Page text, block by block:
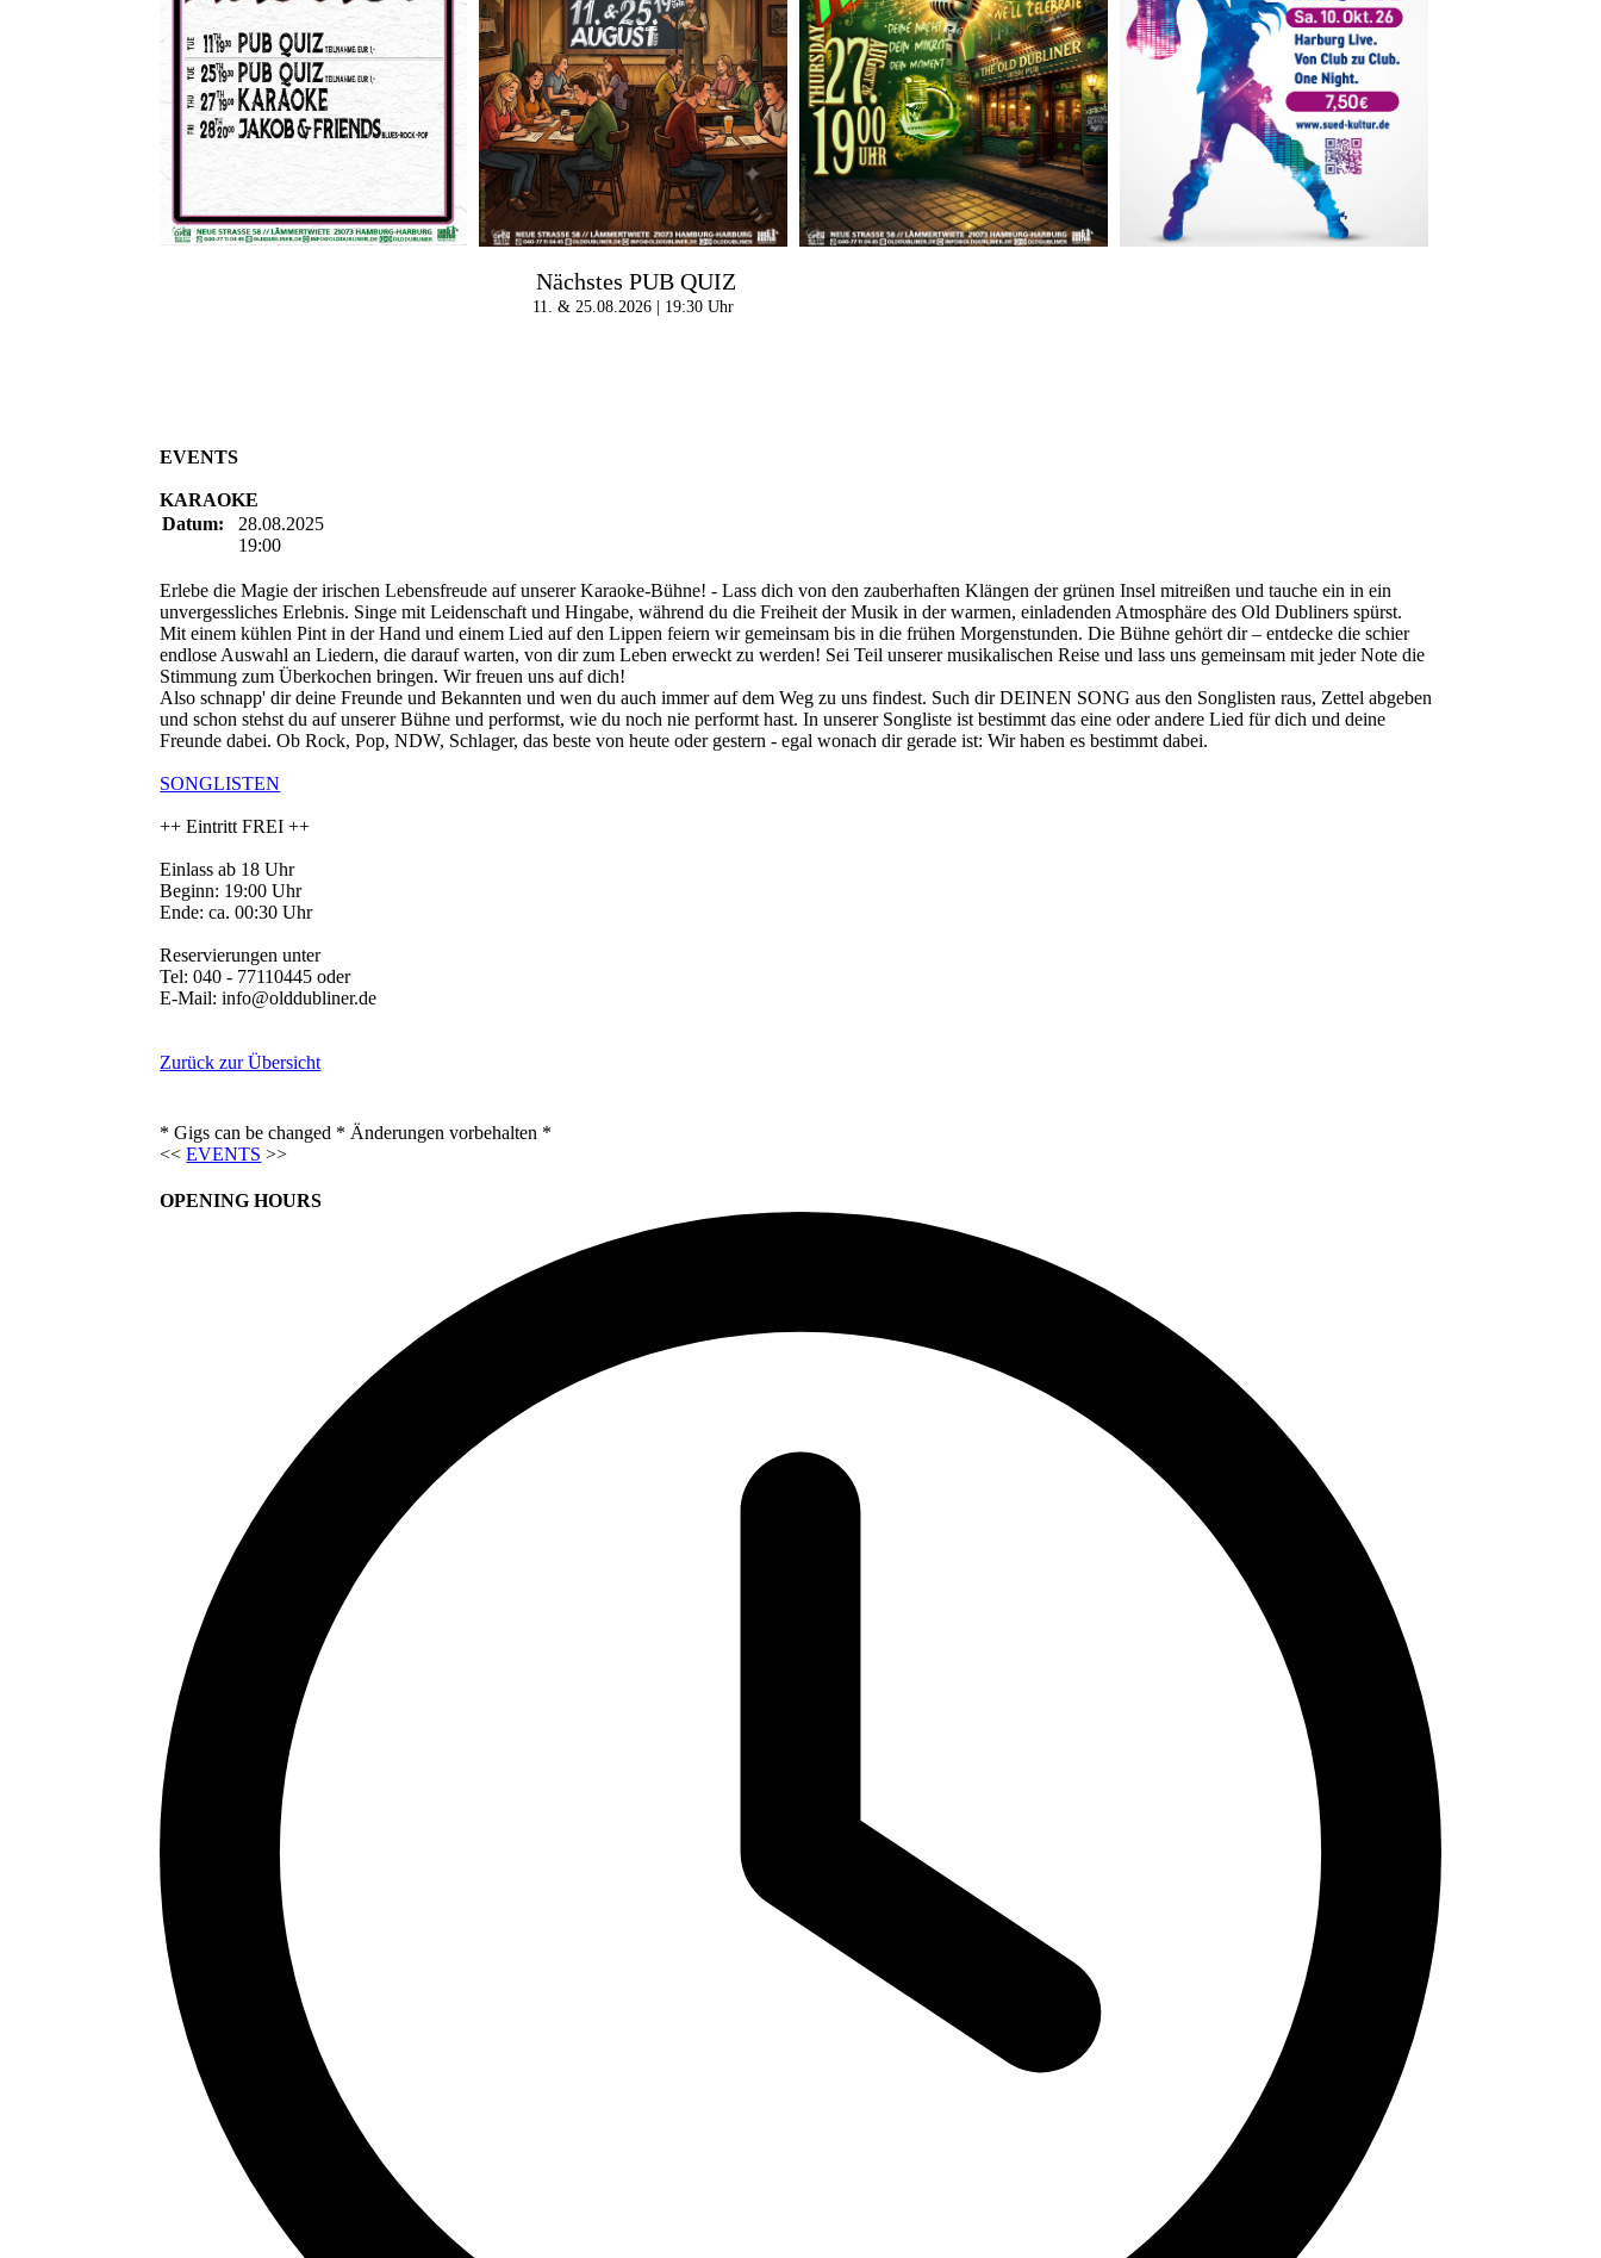
Nächstes PUB QUIZ
11. & 25.08.2026 | 19:30 Uhr
EVENTS
KARAOKE
Datum:
28.08.2025
19:00
Erlebe die Magie der irischen Lebensfreude auf unserer Karaoke-Bühne! - Lass dich von den zauberhaften Klängen der grünen Insel mitreißen und tauche ein in ein
unvergessliches Erlebnis. Singe mit Leidenschaft und Hingabe, während du die Freiheit der Musik in der warmen, einladenden Atmosphäre des Old Dubliners spürst.
Mit einem kühlen Pint in der Hand und einem Lied auf den Lippen feiern wir gemeinsam bis in die frühen Morgenstunden. Die Bühne gehört dir – entdecke die schier
endlose Auswahl an Liedern, die darauf warten, von dir zum Leben erweckt zu werden! Sei Teil unserer musikalischen Reise und lass uns gemeinsam mit jeder Note die
Stimmung zum Überkochen bringen. Wir freuen uns auf dich!
Also schnapp' dir deine Freunde und Bekannten und wen du auch immer auf dem Weg zu uns findest. Such dir DEINEN SONG aus den Songlisten raus, Zettel abgeben
und schon stehst du auf unserer Bühne und performst, wie du noch nie performt hast. In unserer Songliste ist bestimmt das eine oder andere Lied für dich und deine
Freunde dabei. Ob Rock, Pop, NDW, Schlager, das beste von heute oder gestern - egal wonach dir gerade ist: Wir haben es bestimmt dabei.
SONGLISTEN
++ Eintritt FREI ++
Einlass ab 18 Uhr
Beginn: 19:00 Uhr
Ende: ca. 00:30 Uhr
Reservierungen unter
Tel: 040 - 77110445 oder
E-Mail: info@olddubliner.de
Zurück zur Übersicht
* Gigs can be changed * Änderungen vorbehalten *
<<EVENTS >>
OPENING HOURS